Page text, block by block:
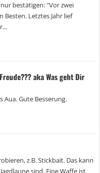
bestätigen: "Vor zwei
Besten. Letztes Jahr lief
aka Was geht Dir
Aua. Gute Besserung.
z.B. Stickbait. Das kann
sind. Eine Waffe ist